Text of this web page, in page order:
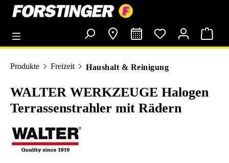
springen
Produkte Freizeit Haushalt & Reinigung
WALTER WERKZEUGE Halogen
Terrassenstrahler mit Rädern